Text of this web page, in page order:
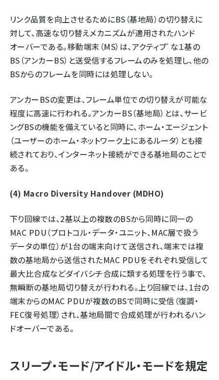
リンク品質を向上させるためにBS（基地局）の切り替えに
対して、高速な切り替えメカニズムが適用されたハンド
オーバーである。移動端末（MS）は、アクティブﾞな１基の
BS（アンカーBS）と送受信するフレームのみを処理し、他の
BSからのフレームを同時には処理しない。
アンカーBSの変更は、フレーム単位での切り替えが可能な
程度に高速に行われる。アンカーBS（基地局）とは、サービ
ングBSの機能を備えていると同時に、ホーム・エージェント
（ユーザーのホーム・ネットワーク上にあるルータ）とも接
続されており、インターネット接続ができる基地局のことで
ある。
(4) Macro Diversity Handover (MDHO)
下り回線では、2基以上の複数のBSから同時に同一の
MAC PDU（プロトコル・データ・ユニット、MAC層で扱う
データの単位）が1台の端末向けて送信され、端末では複
数の基地局から送信されたMAC PDUをそれぞれ受信して
最大比合成などダイバシチ合成に類する処理を行う事で、
無瞬断の基地局切り替えが行われる。上り回線では、1台の
端末からのMAC PDUが複数のBSで同時に受信（復調・
FEC復号処理）され、基地局間で合成処理が行われるハン
ドオーバーである。
スリープ・モード/アイドル・モードを規定